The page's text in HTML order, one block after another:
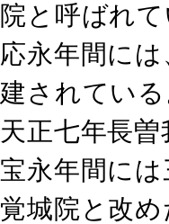
院と呼ばれて
応永年間に
建されている
天正七年長
宝永年間に
覚城院と改め